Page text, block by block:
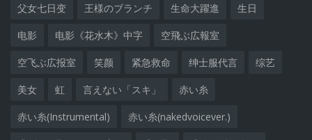
父女七日变 王様のブランチ 生命大躍進 生日
电影 电影《花水木》中字 空飛ぶ広報室
空飞ぶ広报室 笑颜 紧急救命 绅士服代言 综艺
美女 虹 言えない「スキ」 赤い糸
赤い糸(Instrumental) 赤い糸(nakedvoicever.)